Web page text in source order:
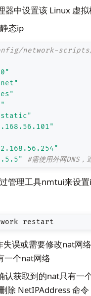
器中设置该 Linux 虚
态ip
network-
#需使用外网DNS，
管理工具nmtui来设
restart
失误或需要修改nat网
一个nat网络
认获取到的nat只有一
除 NetIPAddress 命令